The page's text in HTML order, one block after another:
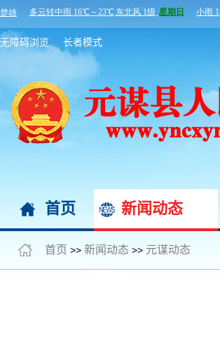
无障碍浏览 长者模式
首页 新闻动态
首页 >> 新闻动态 >> 元谋动态